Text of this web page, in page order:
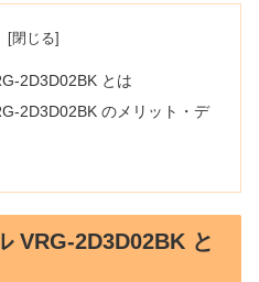
2D3D02BK とは
2D3D02BK のメリット・デ
VRG-2D3D02BK と